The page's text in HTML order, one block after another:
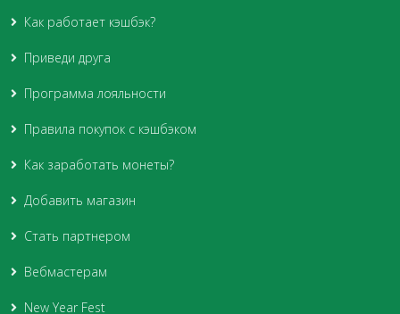
Как работает кэшбэк?
Приведи друга
Программа лояльности
Правила покупок с кэшбэком
Как заработать монеты?
Добавить магазин
Стать партнером
Вебмастерам
New Year Fest